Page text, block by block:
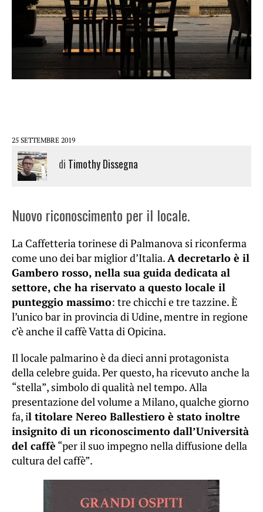
25 SETTEMBRE 2019
di Timothy Dissegna
Nuovo riconoscimento per il locale.
La Caffetteria torinese di Palmanova si riconferma
come uno dei bar miglior d’Italia.A decretarlo è il
Gambero rosso, nella sua guida dedicata al
settore, che ha riservato a questo locale il
punteggio massimo: tre chicchi e tre tazzine. È
l’unico bar in provincia di Udine, mentre in regione
c’è anche il caffè Vatta di Opicina.
Il locale palmarino è da dieci anni protagonista
della celebre guida. Per questo, ha ricevuto anche la
“stella”, simbolo di qualità nel tempo. Alla
presentazione del volume a Milano, qualche giorno
fa, il titolare Nereo Ballestiero è stato inoltre
insignito di un riconoscimento dall’Università
del caffè “per il suo impegno nella diffusione della
cultura del caffè”.